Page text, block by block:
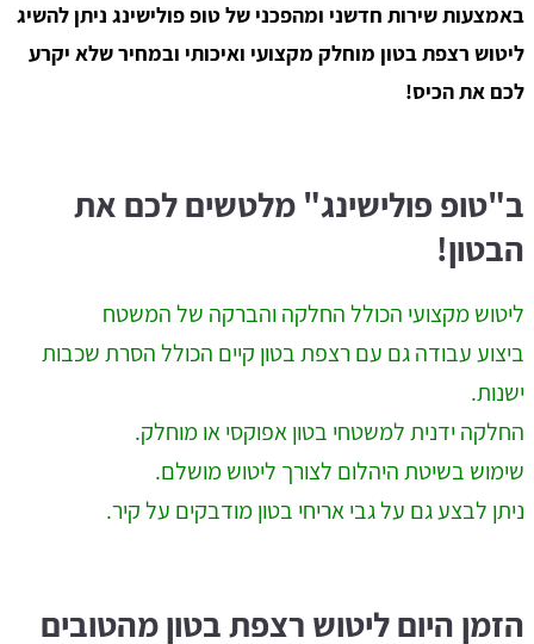
באמצעות שירות חדשני ומהפכני של טופ פולישינג ניתן להשיג
ליטוש רצפת בטון מוחלק מקצועי ואיכותי ובמחיר שלא יקרע
לכם את הכיס!
ב"טופ פולישינג" מלטשים לכם את
הבטון!
ליטוש מקצועי הכולל החלקה והברקה של המשטח
ביצוע עבודה גם עם רצפת בטון קיים הכולל הסרת שכבות
ישנות.
החלקה ידנית למשטחי בטון אפוקסי או מוחלק.
שימוש בשיטת היהלום לצורך ליטוש מושלם.
ניתן לבצע גם על גבי אריחי בטון מודבקים על קיר.
הזמן היום ליטוש רצפת בטון מהטובים